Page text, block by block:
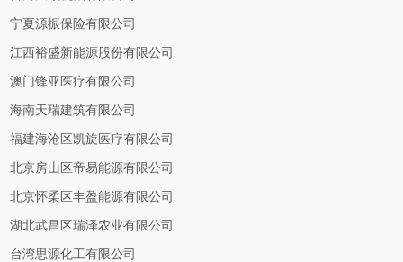
宁夏源振保险有限公司
江西裕盛新能源股份有限公司
澳门锋亚医疗有限公司
海南天瑞建筑有限公司
福建海沧区凯旋医疗有限公司
北京房山区帝易能源有限公司
北京怀柔区丰盈能源有限公司
湖北武昌区瑞泽农业有限公司
台湾思源化工有限公司